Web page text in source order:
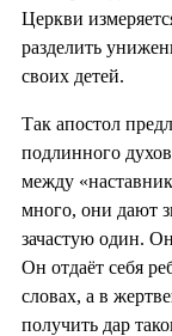
Церкви
разделить
своих детей.
Так апостол
подлинного
между
много, они дают
зачастую один.
Он отдаёт себя
словах, а в
получить дар